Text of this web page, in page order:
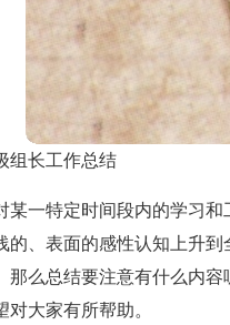
组长工作总结
某一特定时间段内的学习
的、表面的感性认知上升
那么总结要注意有什么内
对大家有所帮助。